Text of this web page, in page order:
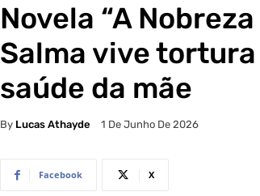
Novela “A
Salma vive
saúde da mãe
By Lucas Athayde 1 De Junho De 2026
Facebook X